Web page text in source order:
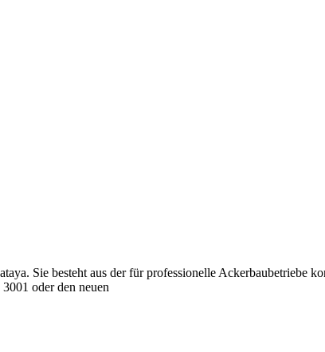
Sie besteht aus der für professionelle Ackerbaubetriebe
oder den neuen